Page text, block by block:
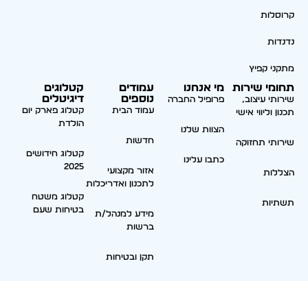
קרוסלות
נדנדות
מתקני קפיץ
תחומי שירות
שירותי עיצוב,
תכנון וליווי אישי
שירותי תחזוקה
הצללות
תשתיות
מי אנחנו
פרופיל החברה
הצוות שלנו
כתבו עלינו
עמודים
נוספים
עמוד הבית
חדשות
אזור מקצועי
לתכנון ואדריכלות
מידע למנהל/ת
ברשות
תקן ובטיחות
קטלוגים
דיגיטלים
קטלוג פארק יום
הולדת
קטלוג חידושים
2025
קטלוג משטח
בטיחות שעם